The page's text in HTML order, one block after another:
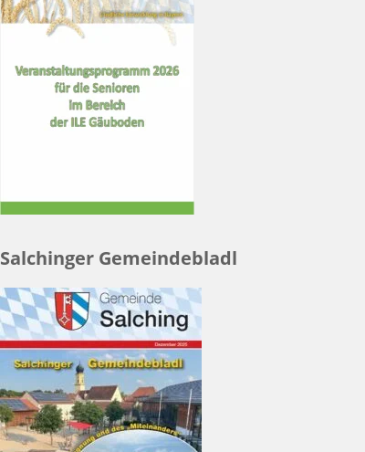
Salchinger Gemeindebladl